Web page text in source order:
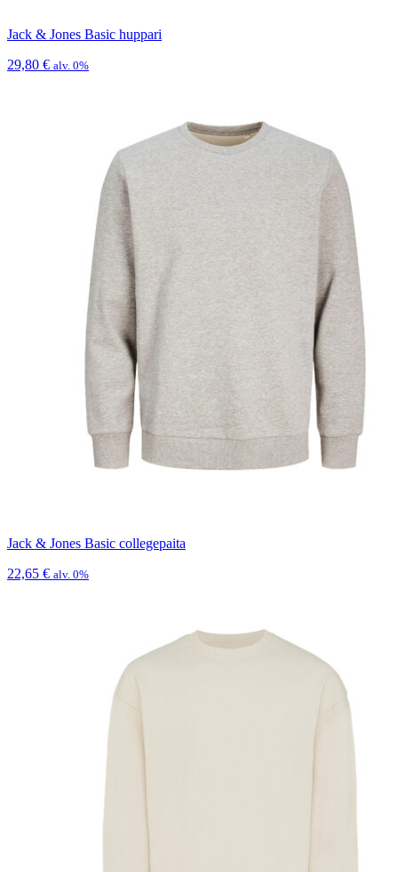
Jack & Jones Basic huppari
29,80 € alv. 0%
Jack & Jones Basic collegepaita
22,65 € alv. 0%